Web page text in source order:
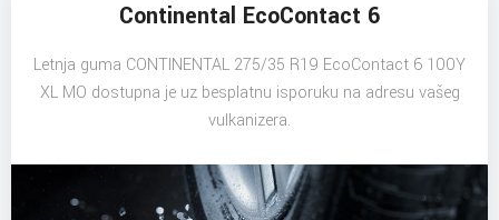
Continental EcoContact 6
Letnja guma CONTINENTAL 275/35 R19 EcoContact 6 100Y
XL MO dostupna je uz besplatnu isporuku na adresu vašeg
vulkanizera.